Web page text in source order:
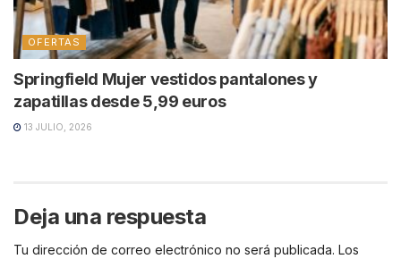
OFERTAS
Springfield Mujer vestidos pantalones y
zapatillas desde 5,99 euros
13 JULIO, 2026
Deja una respuesta
Tu dirección de correo electrónico no será publicada. Los